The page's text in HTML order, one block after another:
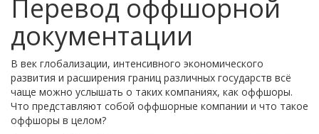
Перевод оффшорной
документации
В век глобализации, интенсивного экономического
развития и расширения границ различных государств всё
чаще можно услышать о таких компаниях, как оффшоры.
Что представляют собой оффшорные компании и что такое
оффшоры в целом?